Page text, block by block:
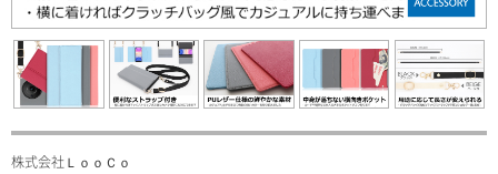
株式会社ＬｏｏＣｏ